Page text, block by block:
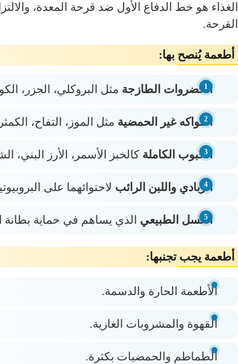
الغذاء هو خط الدفاع الأول ضد قرحة المعدة،
القرحة.
أطعمة يُنصح بها:
الخضروات الطازجة مثل البروكلي، الجزر،
الفواكه غير الحمضية مثل الموز، التفاح،
الحبوب الكاملة كالخبز الأسمر، الأرز البني،
الزبادي واللبن الرائب لاحتوائهما على
العسل الطبيعي الذي يساهم في حماية بطانة
أطعمة يجب تجنبها:
الأطعمة الحارة والدسمة.
القهوة والمشروبات الغازية.
الطماطم والحمضيات بكثرة.